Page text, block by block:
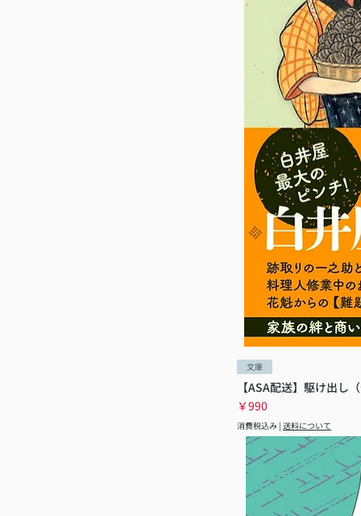
文庫
【ASA配送】駆け出し
価格
￥990
消費税込み |送料について